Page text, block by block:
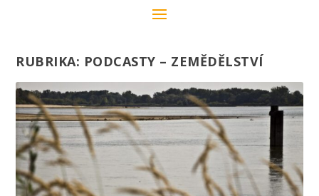
RUBRIKA: PODCASTY – ZEMĚDĚLSTVÍ